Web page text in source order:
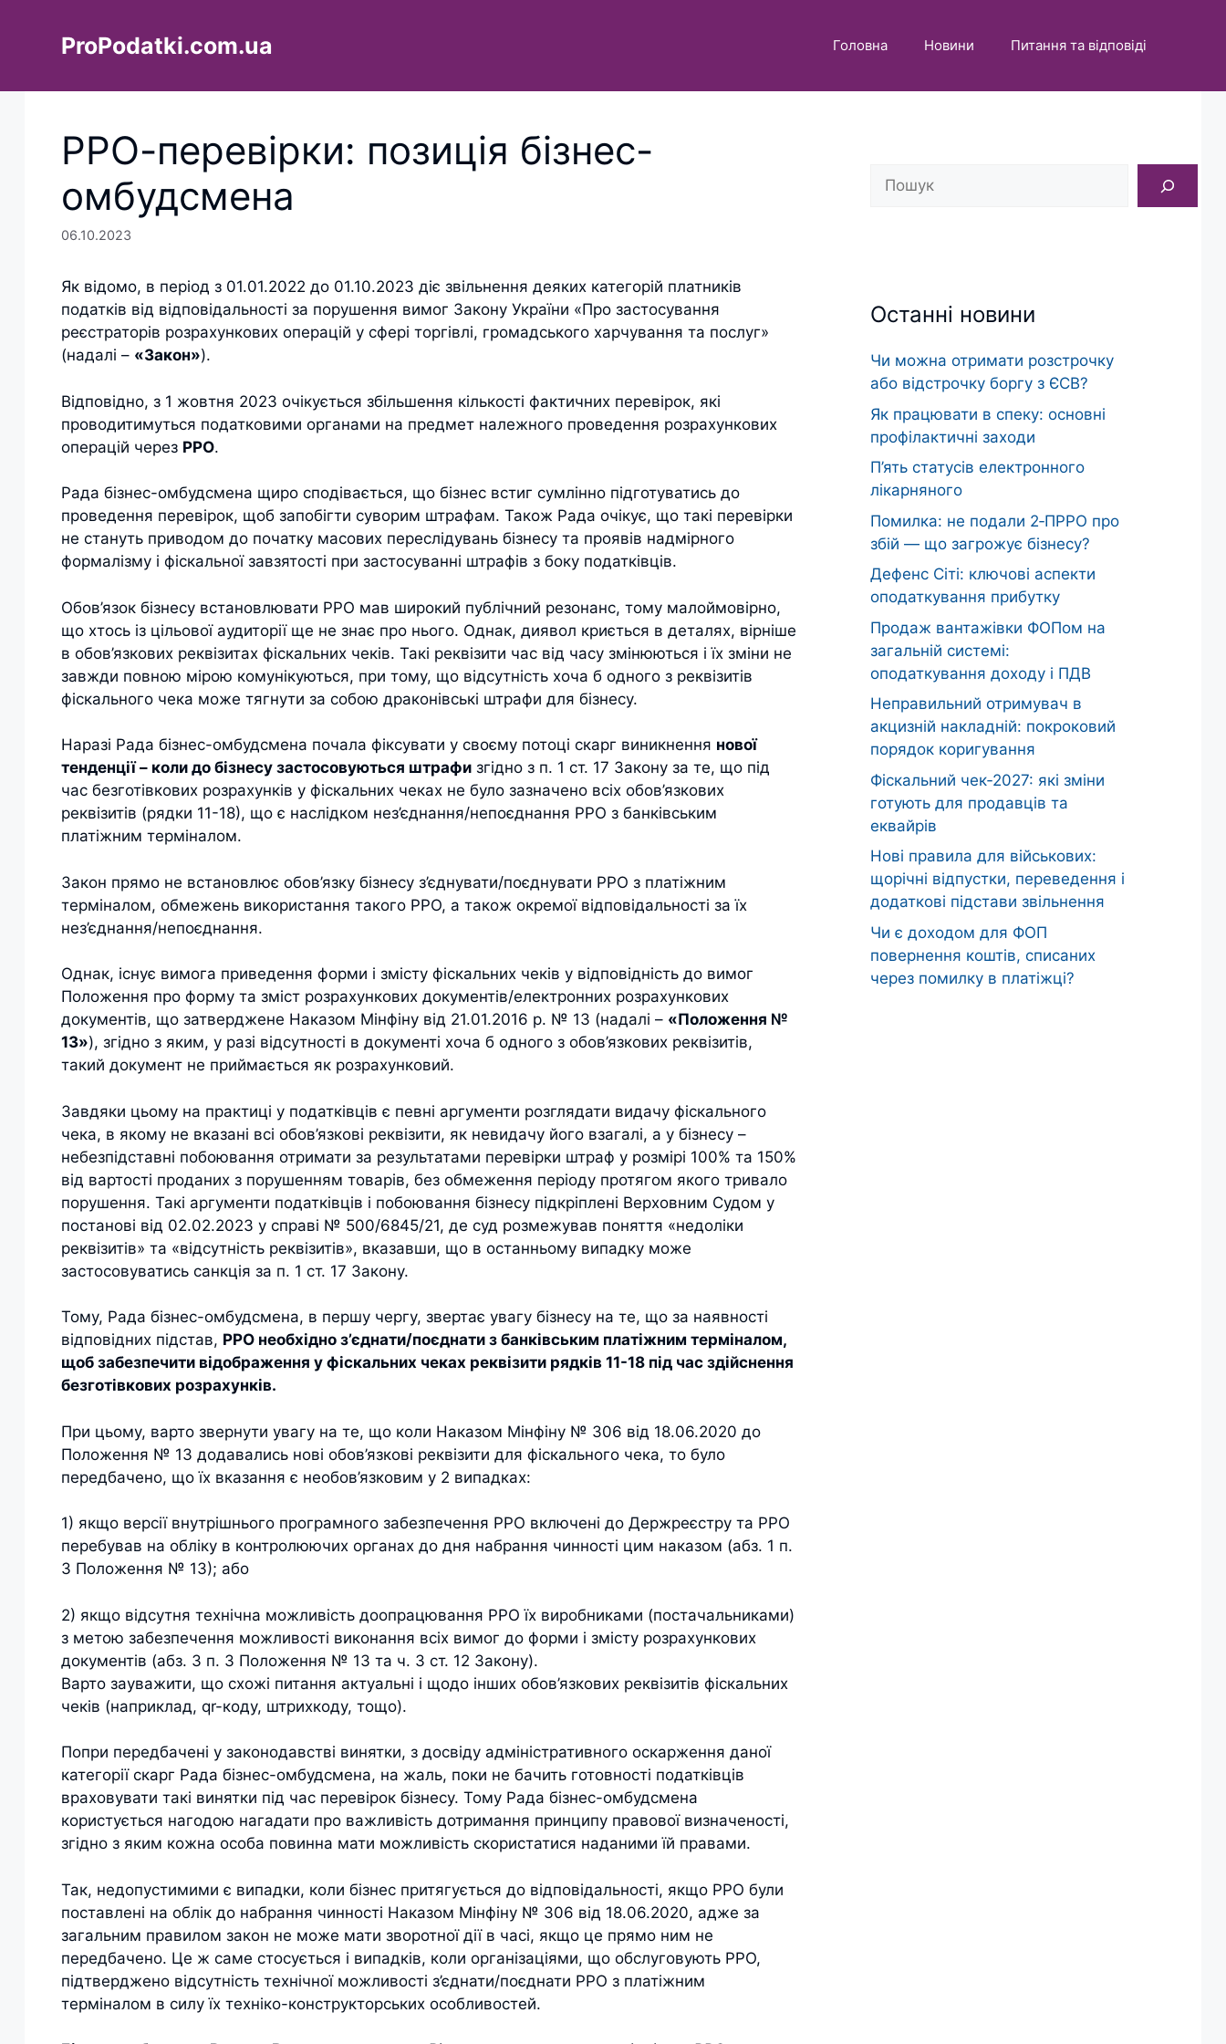
ProPodatki.com.ua Головна Новини Питання та відповіді
РРО-перевірки: позиція бізнес-
омбудсмена
06.10.2023
Як відомо, в період з 01.01.2022 до 01.10.2023 діє звільнення деяких категорій платників
податків від відповідальності за порушення вимог Закону України «Про застосування
реєстраторів розрахункових операцій у сфері торгівлі, громадського харчування та послуг»
(надалі – «Закон»).
Відповідно, з 1 жовтня 2023 очікується збільшення кількості фактичних перевірок, які
проводитимуться податковими органами на предмет належного проведення розрахункових
операцій через РРО.
Рада бізнес-омбудсмена щиро сподівається, що бізнес встиг сумлінно підготуватись до
проведення перевірок, щоб запобігти суворим штрафам. Також Рада очікує, що такі перевірки
не стануть приводом до початку масових переслідувань бізнесу та проявів надмірного
формалізму і фіскальної завзятості при застосуванні штрафів з боку податківців.
Обов’язок бізнесу встановлювати РРО мав широкий публічний резонанс, тому малоймовірно,
що хтось із цільової аудиторії ще не знає про нього. Однак, диявол криється в деталях, вірніше
в обов’язкових реквізитах фіскальних чеків. Такі реквізити час від часу змінюються і їх зміни не
завжди повною мірою комунікуються, при тому, що відсутність хоча б одного з реквізитів
фіскального чека може тягнути за собою драконівські штрафи для бізнесу.
Наразі Рада бізнес-омбудсмена почала фіксувати у своєму потоці скарг виникнення нової
тенденції – коли до бізнесу застосовуються штрафи згідно з п. 1 ст. 17 Закону за те, що під
час безготівкових розрахунків у фіскальних чеках не було зазначено всіх обов’язкових
реквізитів (рядки 11-18), що є наслідком нез’єднання/непоєднання РРО з банківським
платіжним терміналом.
Закон прямо не встановлює обов’язку бізнесу з’єднувати/поєднувати РРО з платіжним
терміналом, обмежень використання такого РРО, а також окремої відповідальності за їх
нез’єднання/непоєднання.
Однак, існує вимога приведення форми і змісту фіскальних чеків у відповідність до вимог
Положення про форму та зміст розрахункових документів/електронних розрахункових
документів, що затверджене Наказом Мінфіну від 21.01.2016 р. № 13 (надалі – «Положення №
13»), згідно з яким, у разі відсутності в документі хоча б одного з обов’язкових реквізитів,
такий документ не приймається як розрахунковий.
Завдяки цьому на практиці у податківців є певні аргументи розглядати видачу фіскального
чека, в якому не вказані всі обов’язкові реквізити, як невидачу його взагалі, а у бізнесу –
небезпідставні побоювання отримати за результатами перевірки штраф у розмірі 100% та 150%
від вартості проданих з порушенням товарів, без обмеження періоду протягом якого тривало
порушення. Такі аргументи податківців і побоювання бізнесу підкріплені Верховним Судом у
постанові від 02.02.2023 у справі № 500/6845/21, де суд розмежував поняття «недоліки
реквізитів» та «відсутність реквізитів», вказавши, що в останньому випадку може
застосовуватись санкція за п. 1 ст. 17 Закону.
Тому, Рада бізнес-омбудсмена, в першу чергу, звертає увагу бізнесу на те, що за наявності
відповідних підстав, РРО необхідно з’єднати/поєднати з банківським платіжним терміналом,
щоб забезпечити відображення у фіскальних чеках реквізити рядків 11-18 під час здійснення
безготівкових розрахунків.
При цьому, варто звернути увагу на те, що коли Наказом Мінфіну № 306 від 18.06.2020 до
Положення № 13 додавались нові обов’язкові реквізити для фіскального чека, то було
передбачено, що їх вказання є необов’язковим у 2 випадках:
1) якщо версії внутрішнього програмного забезпечення РРО включені до Держреєстру та РРО
перебував на обліку в контролюючих органах до дня набрання чинності цим наказом (абз. 1 п.
3 Положення № 13); або
2) якщо відсутня технічна можливість доопрацювання РРО їх виробниками (постачальниками)
з метою забезпечення можливості виконання всіх вимог до форми і змісту розрахункових
документів (абз. 3 п. 3 Положення № 13 та ч. 3 ст. 12 Закону).
Варто зауважити, що схожі питання актуальні і щодо інших обов’язкових реквізитів фіскальних
чеків (наприклад, qr-коду, штрихкоду, тощо).
Попри передбачені у законодавстві винятки, з досвіду адміністративного оскарження даної
категорії скарг Рада бізнес-омбудсмена, на жаль, поки не бачить готовності податківців
враховувати такі винятки під час перевірок бізнесу. Тому Рада бізнес-омбудсмена
користується нагодою нагадати про важливість дотримання принципу правової визначеності,
згідно з яким кожна особа повинна мати можливість скористатися наданими їй правами.
Так, недопустимими є випадки, коли бізнес притягується до відповідальності, якщо РРО були
поставлені на облік до набрання чинності Наказом Мінфіну № 306 від 18.06.2020, адже за
загальним правилом закон не може мати зворотної дії в часі, якщо це прямо ним не
передбачено. Це ж саме стосується і випадків, коли організаціями, що обслуговують РРО,
підтверджено відсутність технічної можливості з’єднати/поєднати РРО з платіжним
терміналом в силу їх техніко-конструкторських особливостей.
Пошук
Останні новини
Чи можна отримати розстрочку
або відстрочку боргу з ЄСВ?
Як працювати в спеку: основні
профілактичні заходи
П’ять статусів електронного
лікарняного
Помилка: не подали 2‑ПРРО про
збій — що загрожує бізнесу?
Дефенс Сіті: ключові аспекти
оподаткування прибутку
Продаж вантажівки ФОПом на
загальній системі:
оподаткування доходу і ПДВ
Неправильний отримувач в
акцизній накладній: покроковий
порядок коригування
Фіскальний чек‑2027: які зміни
готують для продавців та
еквайрів
Нові правила для військових:
щорічні відпустки, переведення і
додаткові підстави звільнення
Чи є доходом для ФОП
повернення коштів, списаних
через помилку в платіжці?